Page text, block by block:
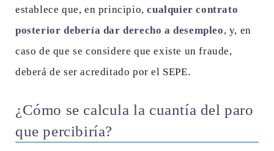
establece que, en principio,cualquier contrato
posterior debería dar derecho a desempleo, y, en
caso de que se considere que existe un fraude,
deberá de ser acreditado por el SEPE.
¿Cómo se calcula la cuantía del paro
que percibiría?